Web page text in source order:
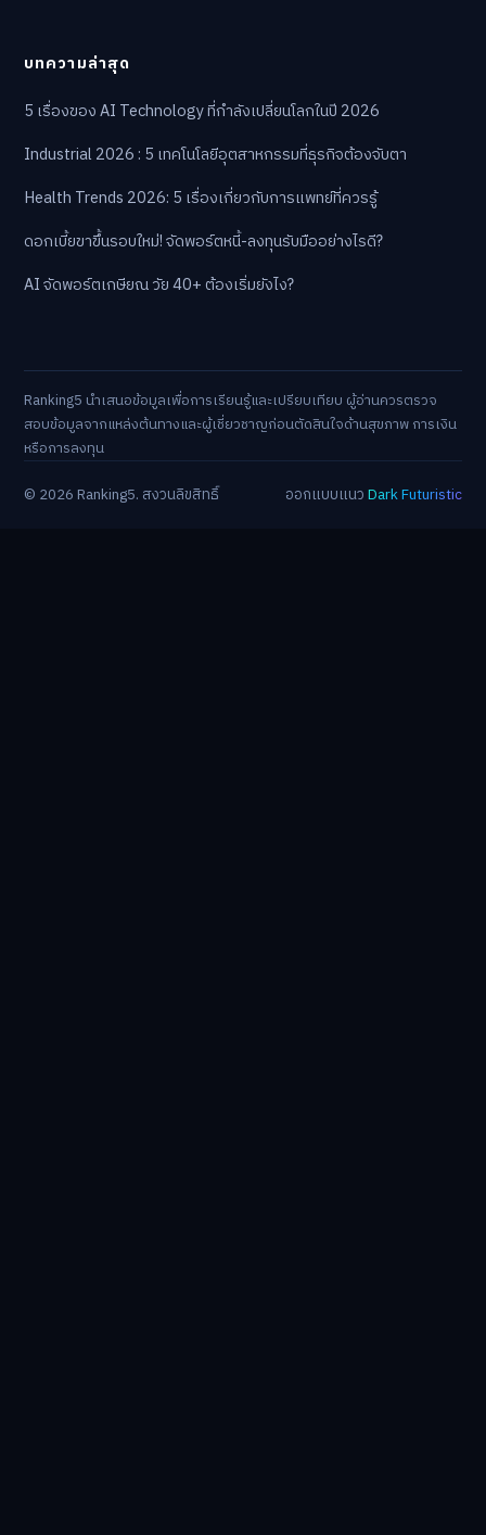
บทความล่าสุด
5 เรื่องของ AI Technology ที่กำลังเปลี่ยนโลกในปี 2026
Industrial 2026 : 5 เทคโนโลยีอุตสาหกรรมที่ธุรกิจต้องจับตา
Health Trends 2026: 5 เรื่องเกี่ยวกับการแพทย์ที่ควรรู้
ดอกเบี้ยขาขึ้นรอบใหม่! จัดพอร์ตหนี้-ลงทุนรับมืออย่างไรดี?
AI จัดพอร์ตเกษียณ วัย 40+ ต้องเริ่มยังไง?
Ranking5 นำเสนอข้อมูลเพื่อการเรียนรู้และเปรียบเทียบ ผู้อ่านควรตรวจ
สอบข้อมูลจากแหล่งต้นทางและผู้เชี่ยวชาญก่อนตัดสินใจด้านสุขภาพ การเงิน
หรือการลงทุน
© 2026 Ranking5. สงวนลิขสิทธิ์
ออกแบบแนวDark Futuristic